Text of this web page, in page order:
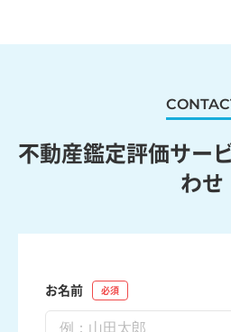
不動産鑑定評価サー
わせ
お名前